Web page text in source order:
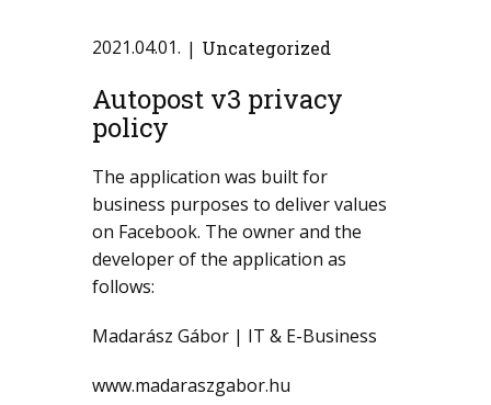
2021.04.01. Uncategorized
Autopost v3 privacy
policy
The application was built for
business purposes to deliver values
on Facebook. The owner and the
developer of the application as
follows:
Madarász Gábor | IT & E-Business
www.madaraszgabor.hu